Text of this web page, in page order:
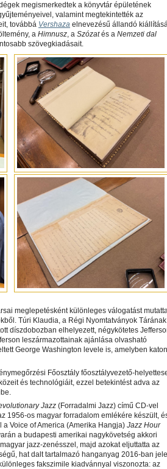
megismerkedtek a könyvtár épületének
valamint megtekintették az
továbbá Vershaza elnevezésű állandó
a Himnusz, a Szózatés a Nemzeti dal
szövegkiadásait.
meglepetésként különleges válogatást
Túri Klaudia, a Régi Nyomtatványok Tárának
díszdobozban elhelyezett, négykötetes
leszármazottainak ajánlása olvasható
George Washington levele is, amelyben
Főosztály főosztályvezető-
és technológiáit, ezzel betekintést adva az
Jazz (Forradalmi Jazz) című CD-vel
1956-os magyar forradalom emlékére készült,
Voice of America (Amerika Hangja) Jazz Hour
a budapesti amerikai nagykövetség akkori
jazz-zenésszel, majd azokat eljuttatta az
hat dalt tartalmazó hanganyag 2016-ban
fakszimile kiadvánnyal viszonozta: az